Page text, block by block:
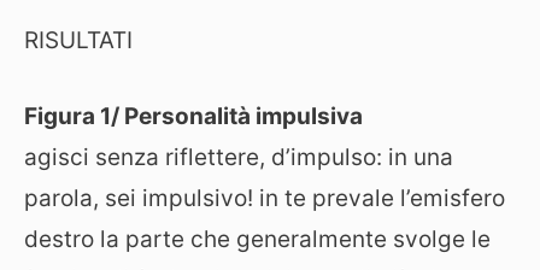
RISULTATI
Figura 1/ Personalità impulsiva
agisci senza riflettere, d’impulso: in una
parola, sei impulsivo! in te prevale l’emisfero
destro la parte che generalmente svolge le